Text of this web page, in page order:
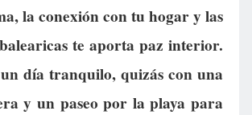
la conexión con tu hogar y las
te aporta paz interior.
día tranquilo, quizás con una
y un paseo por la playa para